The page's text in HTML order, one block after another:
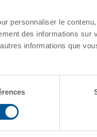
personnaliser le
des informations sur
informations que